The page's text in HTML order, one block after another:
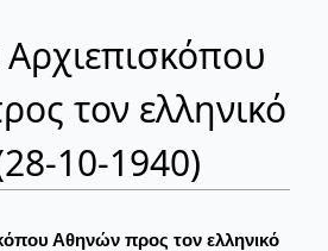
τον ελληνικό
10-1940)
Αθηνών προς τον ελληνικό